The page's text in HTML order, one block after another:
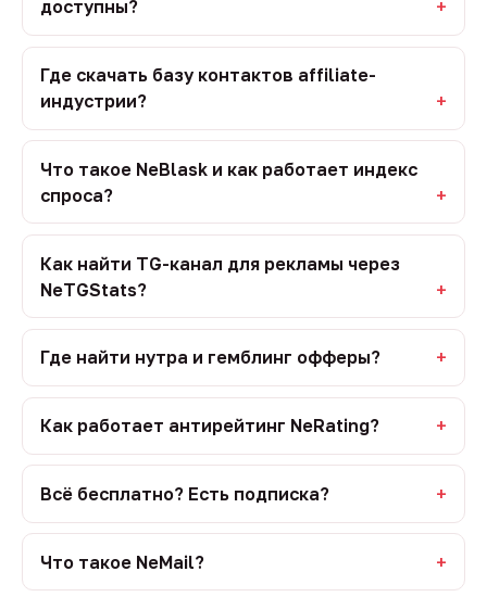
доступны?
Где скачать базу контактов affiliate-
индустрии?
Что такое NeBlask и как работает индекс
спроса?
Как найти TG-канал для рекламы через
NeTGStats?
Где найти нутра и гемблинг офферы?
Как работает антирейтинг NeRating?
Всё бесплатно? Есть подписка?
Что такое NeMail?